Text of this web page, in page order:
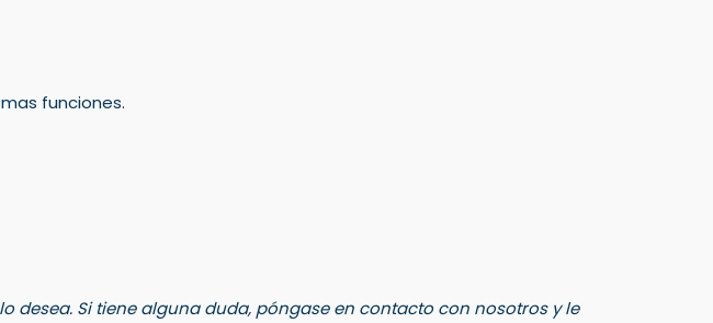
funciones.
Si tiene alguna duda, póngase en contacto con nosotros y le